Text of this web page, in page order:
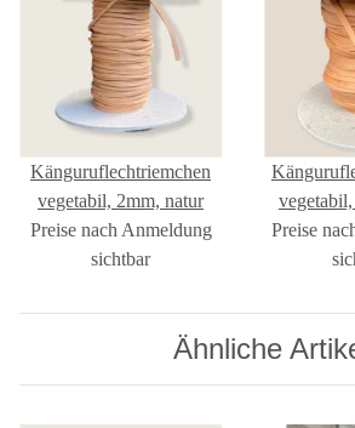
Känguruflechtriemchen
vegetabil, 2mm, natur
Preise nach Anmeldung
sichtbar
Preise
Ähnliche